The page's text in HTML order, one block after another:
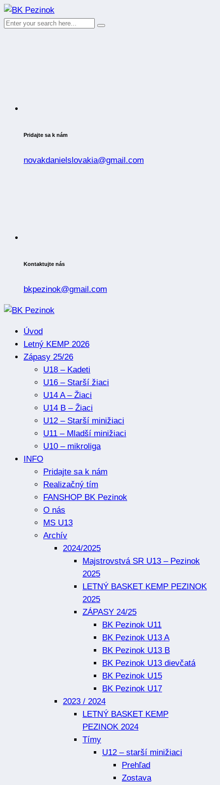
Pridajte sa k nám
novakdanielslovakia@gmail.com
Kontaktujte nás
bkpezinok@gmail.com
Úvod
Letný KEMP 2026
Zápasy 25/26
U18 – Kadeti
U16 – Starší žiaci
U14 A – Žiaci
U14 B – Žiaci
U12 – Starší minižiaci
U11 – Mladší minižiaci
U10 – mikroliga
INFO
Pridajte sa k nám
Realizačný tím
FANSHOP BK Pezinok
O nás
MS U13
Archív
2024/2025
Majstrovstvá SR U13 – Pezinok
2025
LETNÝ BASKET KEMP PEZINOK
2025
ZÁPASY 24/25
BK Pezinok U11
BK Pezinok U13 A
BK Pezinok U13 B
BK Pezinok U13 dievčatá
BK Pezinok U15
BK Pezinok U17
2023 / 2024
LETNÝ BASKET KEMP
PEZINOK 2024
Tímy
U12 – starší minižiaci
Prehľad
Zostava